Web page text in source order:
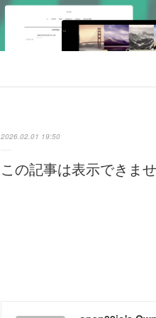
2026.02.01 19:50
この記事は表示できま